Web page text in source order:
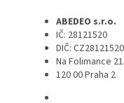
ABEDEO s.r.o.
IČ: 28121520
DIČ: CZ28121520
Na Folimance
120 00 Praha 2